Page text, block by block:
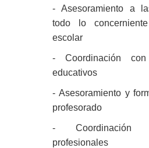
- Asesoramiento a
todo lo
escolar
- Coordinación
educativos
- Asesoramiento y
profesorado
- Coordinación
profesionales